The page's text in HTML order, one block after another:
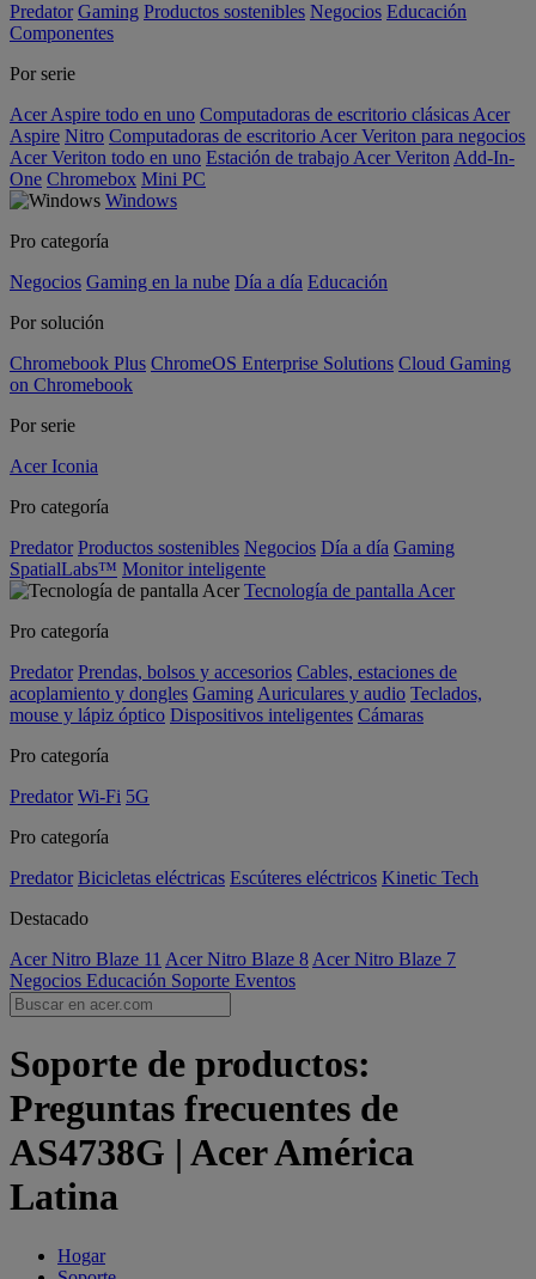
Predator Gaming Productos sostenibles Negocios Educación
Componentes
Por serie
Acer Aspire todo en uno Computadoras de escritorio clásicas Acer
Aspire Nitro Computadoras de escritorio Acer Veriton para negocios
Acer Veriton todo en uno Estación de trabajo Acer Veriton Add-In-
One Chromebox Mini PC
Windows
Pro categoría
Negocios Gaming en la nube Día a día Educación
Por solución
Chromebook Plus ChromeOS Enterprise Solutions Cloud Gaming
on Chromebook
Por serie
Acer Iconia
Pro categoría
Predator Productos sostenibles Negocios Día a día Gaming
SpatialLabs™ Monitor inteligente
Tecnología de pantalla Acer
Pro categoría
Predator Prendas, bolsos y accesorios Cables, estaciones de
acoplamiento y dongles Gaming Auriculares y audio Teclados,
mouse y lápiz óptico Dispositivos inteligentes Cámaras
Pro categoría
Predator Wi-Fi 5G
Pro categoría
Predator Bicicletas eléctricas Escúteres eléctricos Kinetic Tech
Destacado
Acer Nitro Blaze 11 Acer Nitro Blaze 8 Acer Nitro Blaze 7
Negocios Educación Soporte Eventos
Soporte de productos:
Preguntas frecuentes de
AS4738G | Acer América
Latina
Hogar